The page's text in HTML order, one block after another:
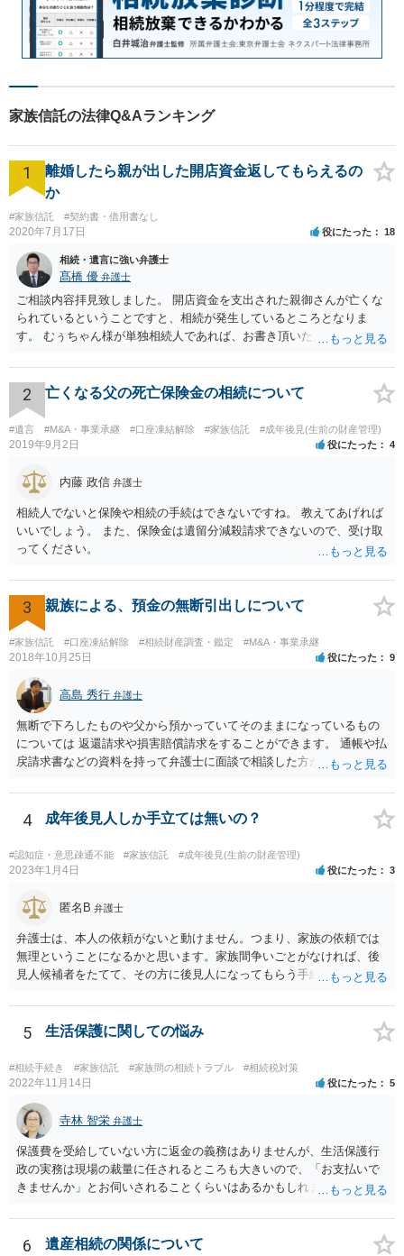
家族信託の法律Q&Aランキング
1
離婚したら親が出した開店資金返してもらえるの
か
#家族信託 #契約書・借用書なし
2020年7月17日 役にたった 18
相続・遺言に強い弁護士
髙橋 優 弁護士
ご相談内容拝見致しました。 開店資金を支出された親御さんが亡くな
られているということですと、相続が発生しているところとなりま
す。 むぅちゃん様が単独相続人であれば、お書き頂いたような方法で
相続人おられるということであれば、他の相続人との協議が必要とな
るところです。 また、当該点とは別にご主人から貸付ではなく贈与で
あると主張される可能性がございます。 その場合には、貸付であるこ
とを伺わせる事情をどれだけ積み重ねることが出来るか、というとこ
ろとなります。 返済の事実や、返済を約束するメール等です。 金額の
おく方が宜しいかと思います。 緊急という訳ではないかと思います
が、事前準備が早い方が有効な手段が増える傾向にありますので、早
目に弁護士を入れられることを御検討頂くと良いかと思います。
2 亡くなる父の死亡保険金の相続について
#遺言 #M&A・事業承継 #口座凍結解除 #家族信託 #成年後見(生前の財産管理)
2019年9月2日 役にたった 4
内藤 政信 弁護士
相続人でないと保険や相続の手続はできないですね。 教えてあげれば
いいでしょう。 また、保険金は遺留分減殺請求できないので、受け取
ってください。
3 親族による、預金の無断引出しについて
#家族信託 #口座凍結解除 #相続財産調査・鑑定 #M&A・事業承継
2018年10月25日 役にたった 9
高島 秀行 弁護士
無断で下ろしたものや父から預かっていてそのままになっているもの
については 返還請求や損害賠償請求をすることができます。 通帳や払
戻請求書などの資料を持って弁護士に面談で相談した方がよいと思い
4 成年後見人しか手立ては無いの？
#認知症・意思疎通不能 #家族信託 #成年後見(生前の財産管理)
2023年1月4日 役にたった 3
匿名B 弁護士
弁護士は、本人の依頼がないと動けません。つまり、家族の依頼では
無理ということになるかと思います。家族間争いごとがなければ、後
見人候補者をたてて、その方に後見人になってもらう手続をすすめた
5 生活保護に関しての悩み
#相続手続き #家族信託 #家族間の相続トラブル #相続税対策
2022年11月14日 役にたった 5
寺林 智栄 弁護士
保護費を受給していない方に返金の義務はありませんが、生活保護行
政の実務は現場の裁量に任されるところも大きいので、「お支払いで
きませんか」とお伺いされることくらいはあるかもしれません。 通報
考えてご判断いただくのが良いと思います。
6 遺産相続の関係について